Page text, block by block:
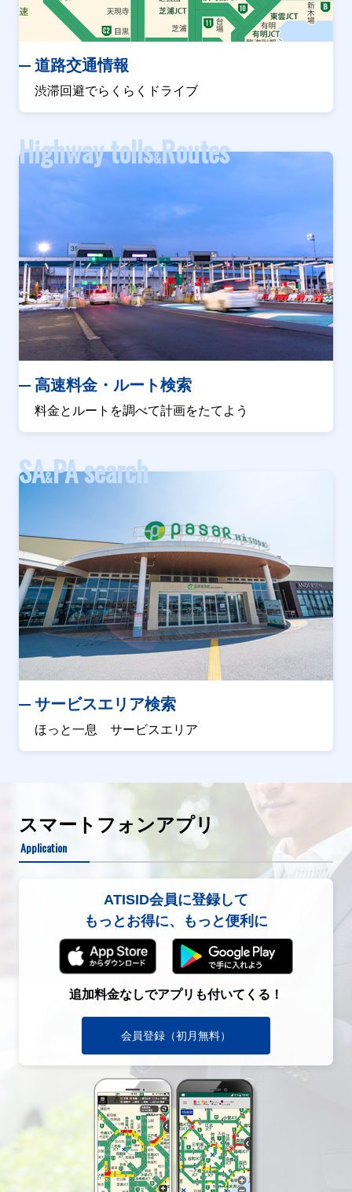
道路交通情報
渋滞回避でらくらくドライブ
Highway tolls&Routes
高速料金・ルート検索
料金とルートを調べて計画をたてよう
SA&PA search
サービスエリア検索
ほっと一息 サービスエリア
スマートフォンアプリ
Application
ATISID会員に登録して
もっとお得に、もっと便利に
追加料金なしでアプリも付いてくる！
会員登録（初月無料）